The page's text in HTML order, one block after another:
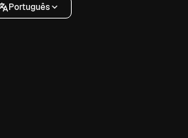
Português